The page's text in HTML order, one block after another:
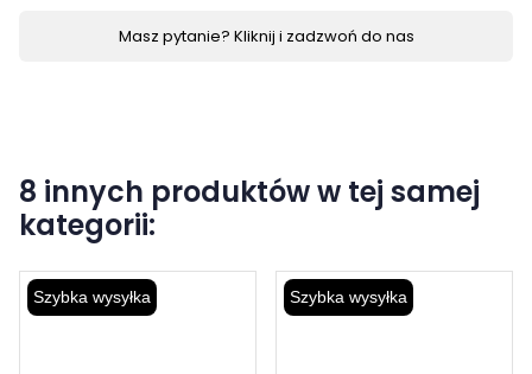
Masz pytanie? Kliknij i zadzwoń do nas
8 innych produktów w tej samej
kategorii:
Szybka wysyłka Szybka wysyłka